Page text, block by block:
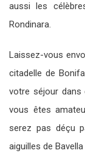
aussi les
Rondinara.
Laissez-vous
citadelle de
votre séjour dans
vous êtes
serez pas déçu
aiguilles de